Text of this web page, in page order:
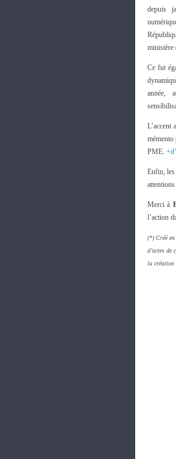
depuis
ministère
Ce fut
année,
L’accent
mémento
PME.
Enfin,
Merci à
l’action
(*) Créé
d’actes
la création